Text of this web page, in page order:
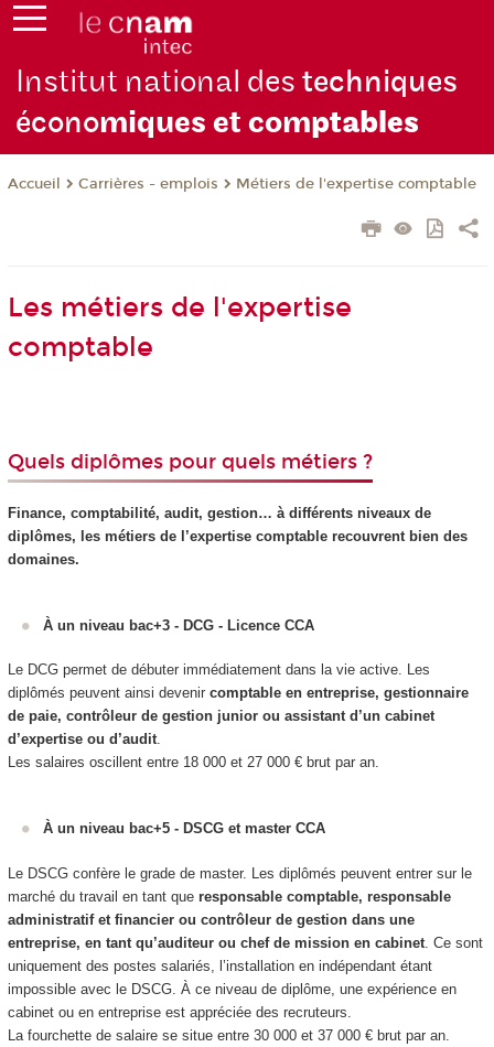
Institut national destechniques
économiques et comptables
Accueil Carrières - emplois Métiers de l'expertise comptable
Les métiers de l'expertise
comptable
Quels diplômes pour quels métiers ?
Finance, comptabilité, audit, gestion… à différents niveaux de
diplômes, les métiers de l’expertise comptable recouvrent bien des
domaines.
À un niveau bac+3 - DCG - Licence CCA
Le DCG permet de débuter immédiatement dans la vie active. Les
diplômés peuvent ainsi devenir comptable en entreprise, gestionnaire
de paie, contrôleur de gestion junior ou assistant d’un cabinet
d’expertise ou d’audit.
Les salaires oscillent entre 18 000 et 27 000 € brut par an.
À un niveau bac+5 - DSCG et master CCA
Le DSCG confère le grade de master. Les diplômés peuvent entrer sur le
marché du travail en tant que responsable comptable, responsable
administratif et financier ou contrôleur de gestion dans une
entreprise, en tant qu’auditeur ou chef de mission en cabinet. Ce sont
uniquement des postes salariés, l’installation en indépendant étant
impossible avec le DSCG. À ce niveau de diplôme, une expérience en
cabinet ou en entreprise est appréciée des recruteurs.
La fourchette de salaire se situe entre 30 000 et 37 000 € brut par an.